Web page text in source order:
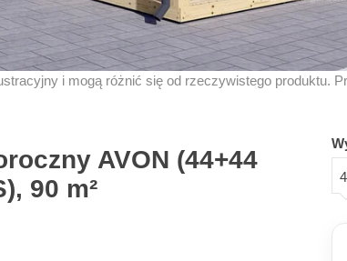
i mogą różnić się od rzeczywistego produktu.
AVON (44+44
90 m²